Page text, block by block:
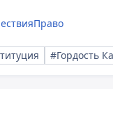
Право
#Гордость